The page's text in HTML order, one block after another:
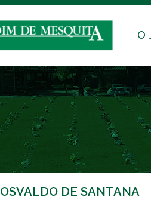
O
OSVALDO DE SANTANA